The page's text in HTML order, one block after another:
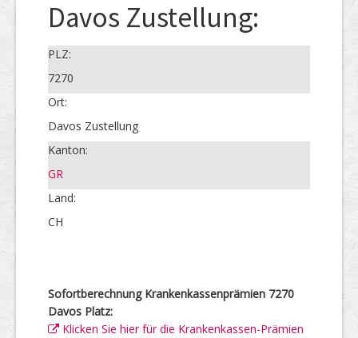
Davos Zustellung:
PLZ:
7270
Ort:
Davos Zustellung
Kanton:
GR
Land:
CH
Sofortberechnung Krankenkassenprämien 7270
Davos Platz:
Klicken Sie hier für die Krankenkassen-Prämien